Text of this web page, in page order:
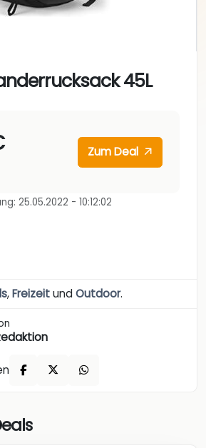
45L
Zum Deal
25.05.2022 - 10:12:02
,FreizeitundOutdoor.